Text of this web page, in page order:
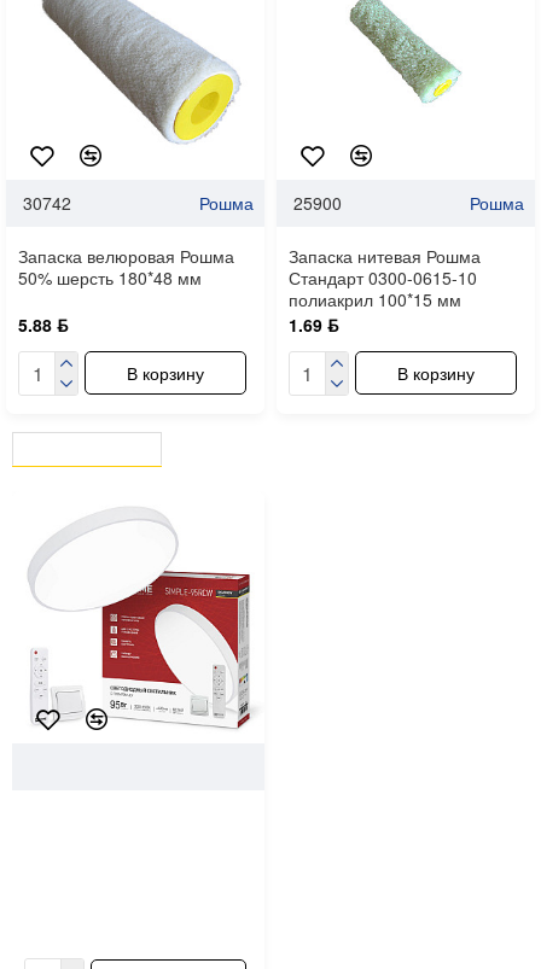
30742 Рошма
Запаска велюровая Рошма
50% шерсть 180*48 мм
5.88 ƃ
В корзину
25900 Рошма
Запаска нитевая Рошма
Стандарт 0300-0615-10
полиакрил 100*15 мм
1.69 ƃ
В корзину